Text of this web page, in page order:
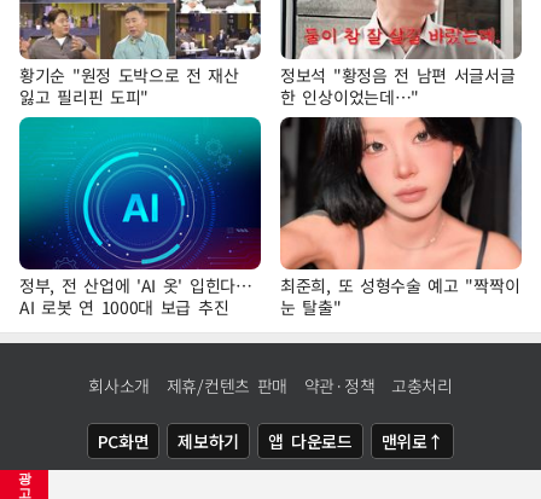
광
고
황기순 "원정 도박으로 전 재산
잃고 필리핀 도피"
정보석 "황정음 전 남편 서글서글
한 인상이었는데…"
정부, 전 산업에 'AI 옷' 입힌다…
AI 로봇 연 1000대 보급 추진
최준희, 또 성형수술 예고 "짝짝이
눈 탈출"
회사소개 제휴/컨텐츠 판매 약관·정책 고충처리
PC화면 제보하기 앱 다운로드 맨위로↑